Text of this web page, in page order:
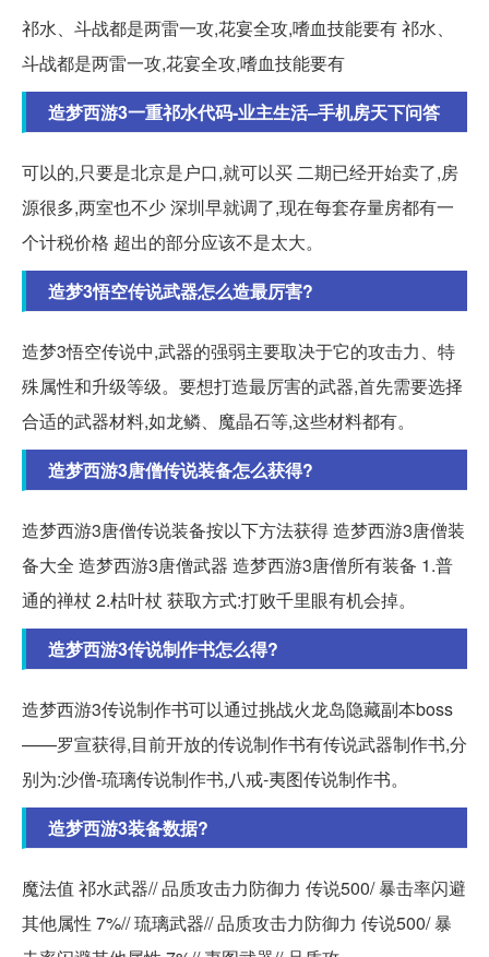
祁水、斗战都是两雷一攻,花宴全攻,嗜血技能要有 祁水、
斗战都是两雷一攻,花宴全攻,嗜血技能要有
造梦西游3一重祁水代码-业主生活–手机房天下问答
可以的,只要是北京是户口,就可以买 二期已经开始卖了,房
源很多,两室也不少 深圳早就调了,现在每套存量房都有一
个计税价格 超出的部分应该不是太大。
造梦3悟空传说武器怎么造最厉害?
造梦3悟空传说中,武器的强弱主要取决于它的攻击力、特
殊属性和升级等级。要想打造最厉害的武器,首先需要选择
合适的武器材料,如龙鳞、魔晶石等,这些材料都有。
造梦西游3唐僧传说装备怎么获得?
造梦西游3唐僧传说装备按以下方法获得 造梦西游3唐僧装
备大全 造梦西游3唐僧武器 造梦西游3唐僧所有装备 1.普
通的禅杖 2.枯叶杖 获取方式:打败千里眼有机会掉。
造梦西游3传说制作书怎么得?
造梦西游3传说制作书可以通过挑战火龙岛隐藏副本boss
——罗宣获得,目前开放的传说制作书有传说武器制作书,分
别为:沙僧-琉璃传说制作书,八戒-夷图传说制作书。
造梦西游3装备数据?
魔法值 祁水武器// 品质攻击力防御力 传说500/ 暴击率闪避
其他属性 7%// 琉璃武器// 品质攻击力防御力 传说500/ 暴